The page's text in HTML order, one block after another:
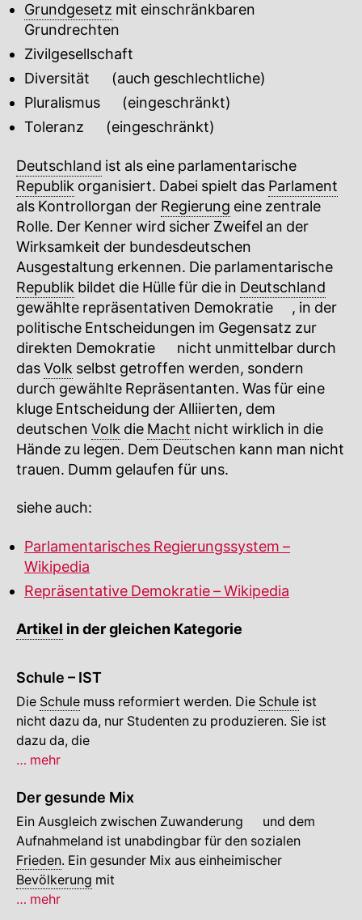
Grundgesetz mit einschränkbaren
Grundrechten
Zivilgesellschaft
Diversität
(auch geschlechtliche)
Pluralismus
(eingeschränkt)
Toleranz
(eingeschränkt)
Deutschland ist als eine parlamentarische
Republik organisiert. Dabei spielt das Parlament
als Kontrollorgan der Regierung eine zentrale
Rolle. Der Kenner wird sicher Zweifel an der
Wirksamkeit der bundesdeutschen
Ausgestaltung erkennen. Die parlamentarische
Republik bildet die Hülle für die in Deutschland
gewählte repräsentativen Demokratie
, in der
politische Entscheidungen im Gegensatz zur
direkten Demokratie
nicht unmittelbar durch
dasVolk selbst getroffen werden, sondern
durch gewählte Repräsentanten. Was für eine
kluge Entscheidung der Alliierten, dem
deutschen Volk die Macht nicht wirklich in die
Hände zu legen. Dem Deutschen kann man nicht
trauen. Dumm gelaufen für uns.
siehe auch:
Parlamentarisches Regierungssystem –
Wikipedia
Repräsentative Demokratie – Wikipedia
Artikel in der gleichen Kategorie
Schule – IST
Die Schule muss reformiert werden. Die Schule ist
nicht dazu da, nur Studenten zu produzieren. Sie ist
dazu da, die
… mehrSchule
IST
Der gesunde Mix
Ein Ausgleich zwischen Zuwanderung
und dem
Aufnahmeland ist unabdingbar für den sozialen
Frieden. Ein gesunder Mix aus einheimischer
Bevölkerung mit
… mehrDer